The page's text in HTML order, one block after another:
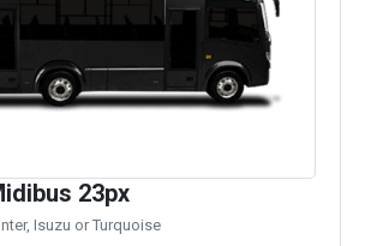
23px
Isuzu or Turquoise